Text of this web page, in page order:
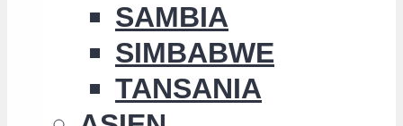
SAMBIA
SIMBABWE
TANSANIA